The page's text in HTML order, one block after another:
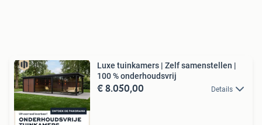
Luxe tuinkamers | Zelf samenstellen |
100 % onderhoudsvrij
€ 8.050,00 Details